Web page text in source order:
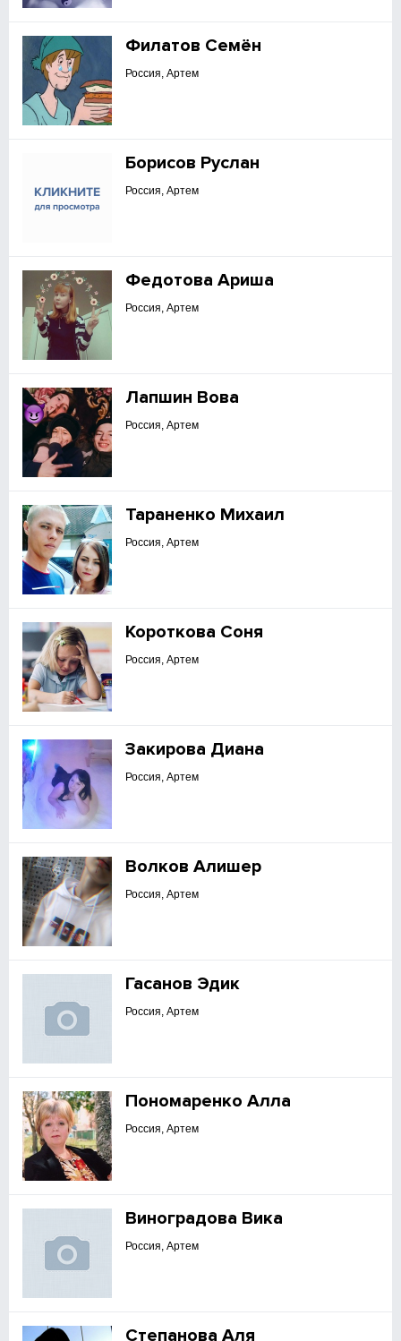
Филатов Семён
Россия, Артем
Борисов Руслан
Россия, Артем
Федотова Ариша
Россия, Артем
Лапшин Вова
Россия, Артем
Тараненко Михаил
Россия, Артем
Короткова Соня
Россия, Артем
Закирова Диана
Россия, Артем
Волков Алишер
Россия, Артем
Гасанов Эдик
Россия, Артем
Пономаренко Алла
Россия, Артем
Виноградова Вика
Россия, Артем
Степанова Аля